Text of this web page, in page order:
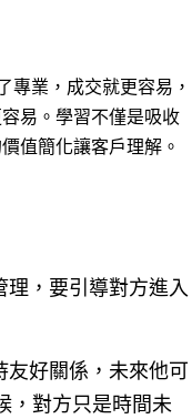
業，成交就更容易，
易。學習不僅是吸收
值簡化讓客戶理解。
，要引導對方進入
好關係，未來他可
，對方只是時間未